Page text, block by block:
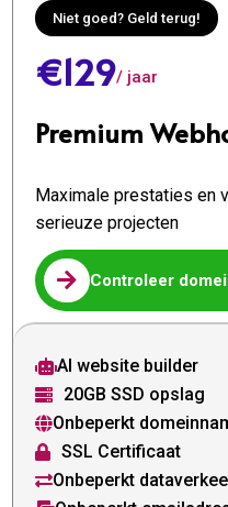
Niet goed? Geld terug!
€129/ jaar
Premium
Maximale prestaties en
serieuze projecten
 Controleer
AI website builder
 20GB SSD opslag
Onbeperkt
 SSL Certificaat
Onbeperkt